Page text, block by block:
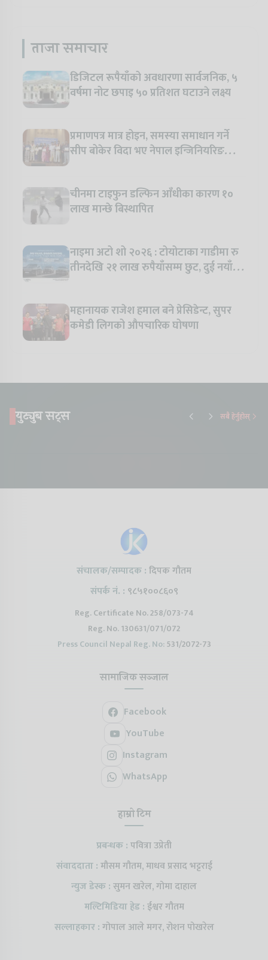
ताजा समाचार
डिजिटल रूपैयाँको अवधारणा सार्वजनिक, ५
वर्षमा नोट छपाइ ५० प्रतिशत घटाउने लक्ष्य
प्रमाणपत्र मात्र होइन, समस्या समाधान गर्ने
सीप बोकेर विदा भए नेपाल इन्जिनियरिङ
चीनमा टाइफुन डल्फिन आँधीका कारण १०
लाख मान्छे बिस्थापित
नाइमा अटो शो २०२६ : टोयोटाका गाडीमा रु
तीनदेखि २१ लाख रुपैयाँसम्म छुट, दुई नयाँ
महानायक राजेश हमाल बने प्रेसिडेन्ट, सुपर
कमेडी लिगको औपचारिक घोषणा
युट्युब सट्स सबै हेर्नुहोस्
संचालक/सम्पादक :दिपक गौतम
संपर्क नं. : ९८५१००८६०९
Reg. Certificate No. 258/073-74
Reg. No. 130631/071/072
Press Council Nepal Reg. No:531/2072-73
सामाजिक सञ्जाल
Facebook
YouTube
Instagram
WhatsApp
हाम्रो टिम
प्रबन्धक :पवित्रा उप्रेती
संवाददाता :मौसम गौतम, माधव प्रसाद भट्टराई
न्युज डेस्क :सुमन खरेल, गोमा दाहाल
मल्टिमिडिया हेड :ईश्वर गौतम
सल्लाहकार :गोपाल आले मगर, रोशन पोखरेल